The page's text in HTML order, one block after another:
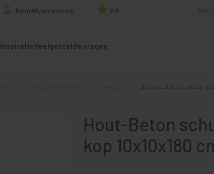
Ruim 40 jaar ervaring 8.9 Over
InspiratieVeelgestelde vragen
Betonpaal Bol Glad
Hout-Beton
kop 10x10x180